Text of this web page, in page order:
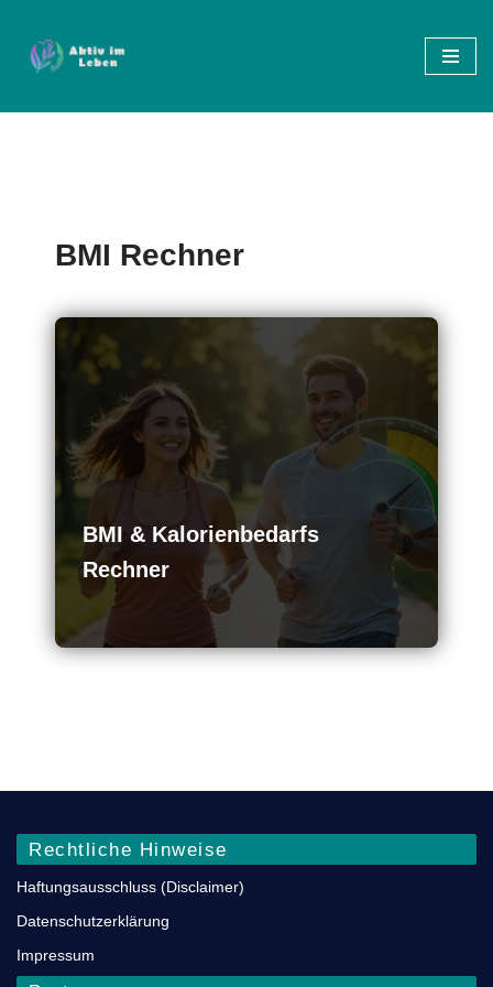
Zum
springen
BMI Rechner
BMI & Kalorienbedarfs
Rechner
Rechtliche Hinweise
Haftungsausschluss (Disclaimer)
Datenschutz­erklärung
Impressum